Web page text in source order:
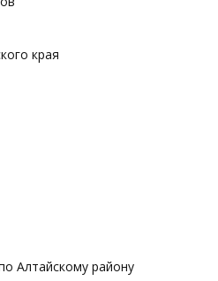
края
Алтайскому району